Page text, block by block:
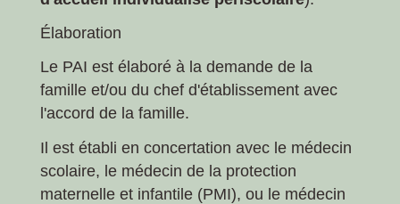
Élaboration
Le PAI est élaboré à la demande de la
famille et/ou du chef d'établissement avec
l'accord de la famille.
Il est établi en concertation avec le médecin
scolaire, le médecin de la protection
maternelle et infantile (PMI), ou le médecin